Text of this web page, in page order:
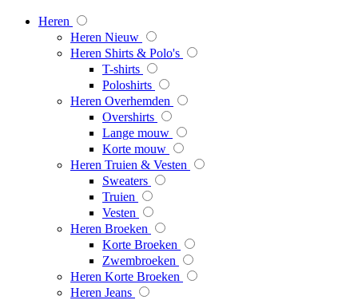
Heren
Heren Nieuw
Heren Shirts & Polo's
T-shirts
Poloshirts
Heren Overhemden
Overshirts
Lange mouw
Korte mouw
Heren Truien & Vesten
Sweaters
Truien
Vesten
Heren Broeken
Korte Broeken
Zwembroeken
Heren Korte Broeken
Heren Jeans